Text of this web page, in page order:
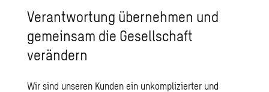
Verantwortung übernehmen und
gemeinsam die Gesellschaft
verändern
Wir sind unseren Kunden ein unkomplizierter und